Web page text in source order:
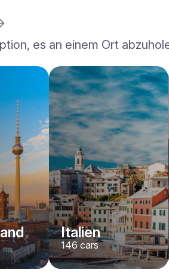
Cabriolet
YJPXZKDA
Von
Jetzt buchen
es an einem Ort
Italien
146 cars